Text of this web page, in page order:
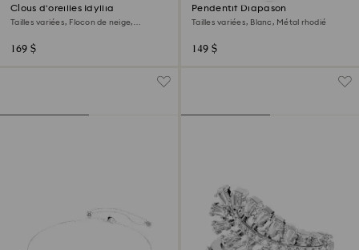
Clous d'oreilles Idyllia
Tailles variées, Flocon de neige,
169 $
Pendentif Diapason
Tailles variées, Blanc, Métal rhodié
149 $